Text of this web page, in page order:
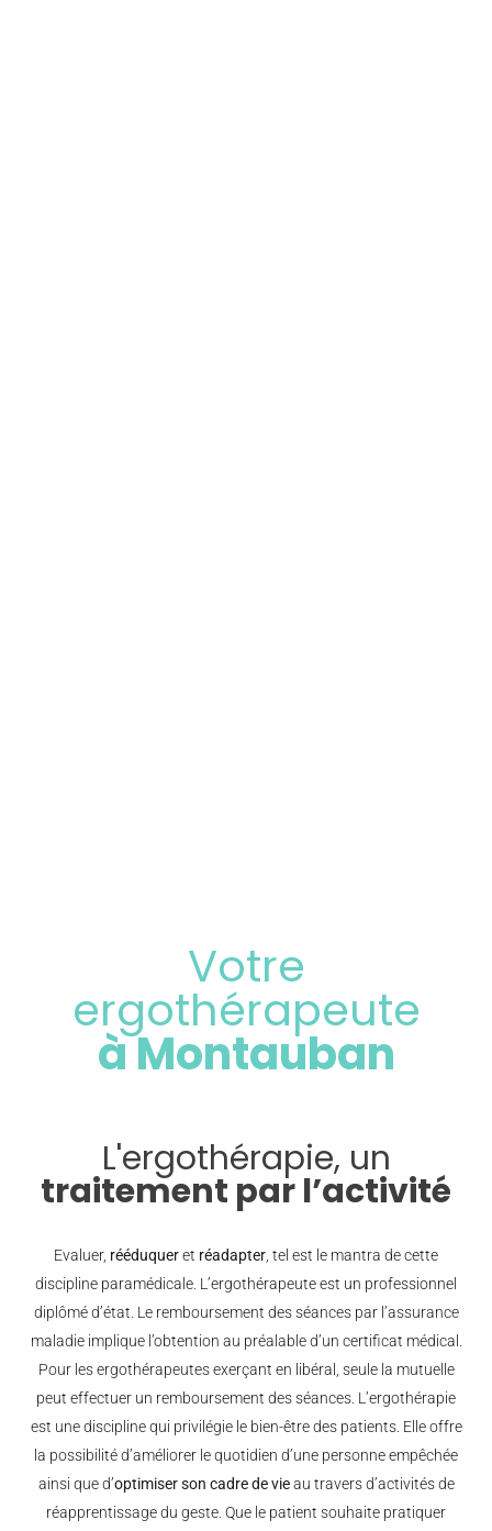
Votre
ergothérapeute
à Montauban
L'ergothérapie, un
traitement par l’activité
Evaluer, rééduqueret réadapter, tel est le mantra de cette
discipline paramédicale. L’ergothérapeute est un professionnel
diplômé d’état. Le remboursement des séances par l’assurance
maladie implique l’obtention au préalable d’un certificat médical.
Pour les ergothérapeutes exerçant en libéral, seule la mutuelle
peut effectuer un remboursement des séances. L’ergothérapie
est une discipline qui privilégie le bien-être des patients. Elle offre
la possibilité d’améliorer le quotidien d’une personne empêchée
ainsi que d’optimiser son cadre de vieau travers d’activités de
réapprentissage du geste. Que le patient souhaite pratiquer